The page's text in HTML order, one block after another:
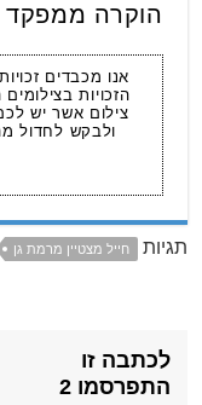
הוקרה ממפקד
אנו מכבדים
הזכויות
צילום אשר יש
ולבקש לחדול
תגיות חייל מצטיין מרמת גן
לכתבה זו
התפרסמו 2